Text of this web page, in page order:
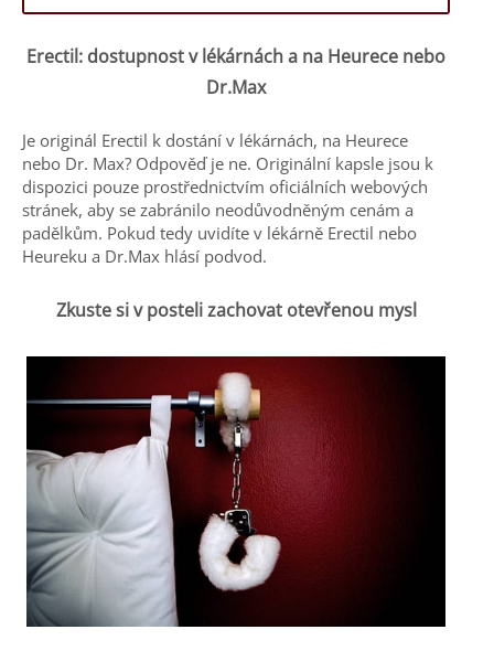
Erectil: dostupnost v lékárnách a na Heurece nebo
Dr.Max
Je originál Erectil k dostání v lékárnách, na Heurece
nebo Dr. Max? Odpověď je ne. Originální kapsle jsou k
dispozici pouze prostřednictvím oficiálních webových
stránek, aby se zabránilo neodůvodněným cenám a
padělkům. Pokud tedy uvidíte v lékárně Erectil nebo
Heureku a Dr.Max hlásí podvod.
Zkuste si v posteli zachovat otevřenou mysl